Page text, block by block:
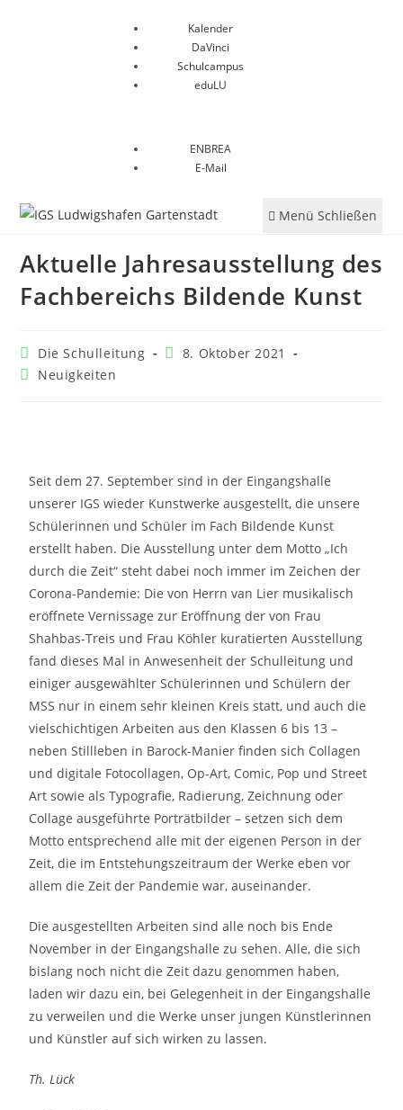
Kalender
DaVinci
Schulcampus
eduLU
ENBREA
E-Mail
Menü Schließen
Aktuelle Jahresausstellung des
Fachbereichs Bildende Kunst
Die Schulleitung
8. Oktober 2021
Neuigkeiten
Seit dem 27. September sind in der Eingangshalle
unserer IGS wieder Kunstwerke ausgestellt, die unsere
Schülerinnen und Schüler im Fach Bildende Kunst
erstellt haben. Die Ausstellung unter dem Motto „Ich
durch die Zeit“ steht dabei noch immer im Zeichen der
Corona-Pandemie: Die von Herrn van Lier musikalisch
eröffnete Vernissage zur Eröffnung der von Frau
Shahbas-Treis und Frau Köhler kuratierten Ausstellung
fand dieses Mal in Anwesenheit der Schulleitung und
einiger ausgewählter Schülerinnen und Schülern der
MSS nur in einem sehr kleinen Kreis statt, und auch die
vielschichtigen Arbeiten aus den Klassen 6 bis 13 –
neben Stillleben in Barock-Manier finden sich Collagen
und digitale Fotocollagen, Op-Art, Comic, Pop und Street
Art sowie als Typografie, Radierung, Zeichnung oder
Collage ausgeführte Porträtbilder – setzen sich dem
Motto entsprechend alle mit der eigenen Person in der
Zeit, die im Entstehungszeitraum der Werke eben vor
allem die Zeit der Pandemie war, auseinander.
Die ausgestellten Arbeiten sind alle noch bis Ende
November in der Eingangshalle zu sehen. Alle, die sich
bislang noch nicht die Zeit dazu genommen haben,
laden wir dazu ein, bei Gelegenheit in der Eingangshalle
zu verweilen und die Werke unser jungen Künstlerinnen
und Künstler auf sich wirken zu lassen.
Th. Lück